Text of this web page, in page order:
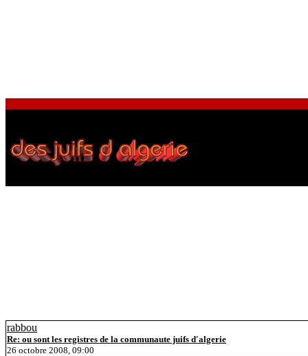
rabbou
Re: ou sont les registres de la communaute juifs d'algerie
26 octobre 2008, 09:00